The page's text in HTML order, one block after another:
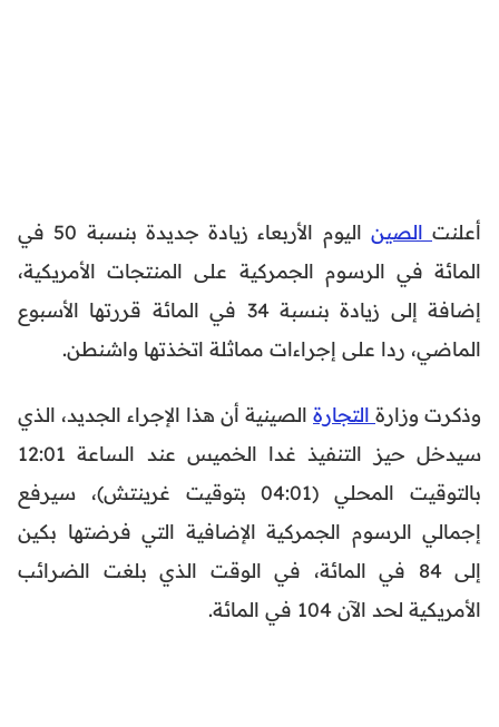
أعلنت الصين
اليوم الأربعاء زيادة جديدة بنسبة 50 في
المائة في الرسوم الجمركية على المنتجات الأمريكية،
إضافة إلى زيادة بنسبة 34 في المائة قررتها الأسبوع
الماضي، ردا على إجراءات مماثلة اتخذتها واشنطن.
وذكرت وزارة التجارة الصينية أن هذا الإجراء الجديد، الذي
سيدخل حيز التنفيذ غدا الخميس عند الساعة 12:01
بالتوقيت المحلي (04:01 بتوقيت غرينتش)، سيرفع
إجمالي الرسوم الجمركية الإضافية التي فرضتها بكين
إلى 84 في المائة، في الوقت الذي بلغت الضرائب
الأمريكية لحد الآن 104 في المائة.